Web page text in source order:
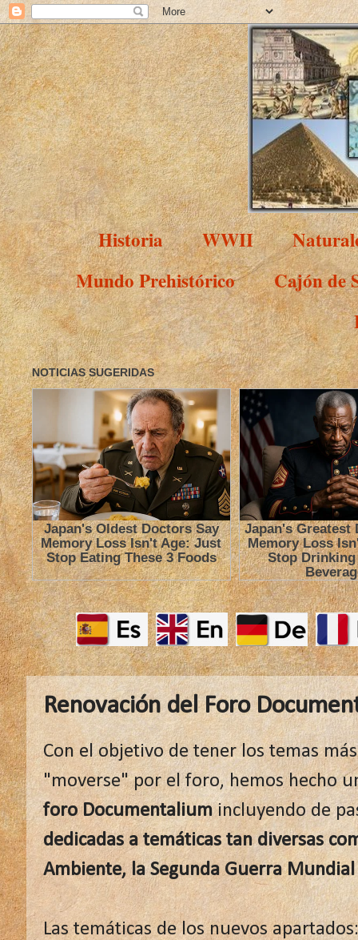
Historia WWII
Mundo Prehistórico
Cajón de
Renovación del Foro
Con el objetivo de tener los temas
"moverse" por el foro, hemos hecho
foro Documentaliumincluyendo de
dedicadas a temáticas tan diversas
Ambiente, la Segunda Guerra
Las temáticas de los nuevos apartados: